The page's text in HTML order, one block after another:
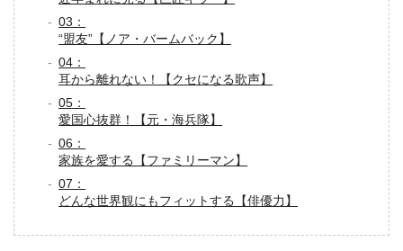
03：
“盟友”【ノア・バームバック】
04：
耳から離れない！【クセになる歌声】
05：
愛国心抜群！【元・海兵隊】
06：
家族を愛する【ファミリーマン】
07：
どんな世界観にもフィットする【俳優力】